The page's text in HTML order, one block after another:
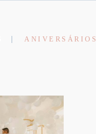
ANIVERSÁRIOS